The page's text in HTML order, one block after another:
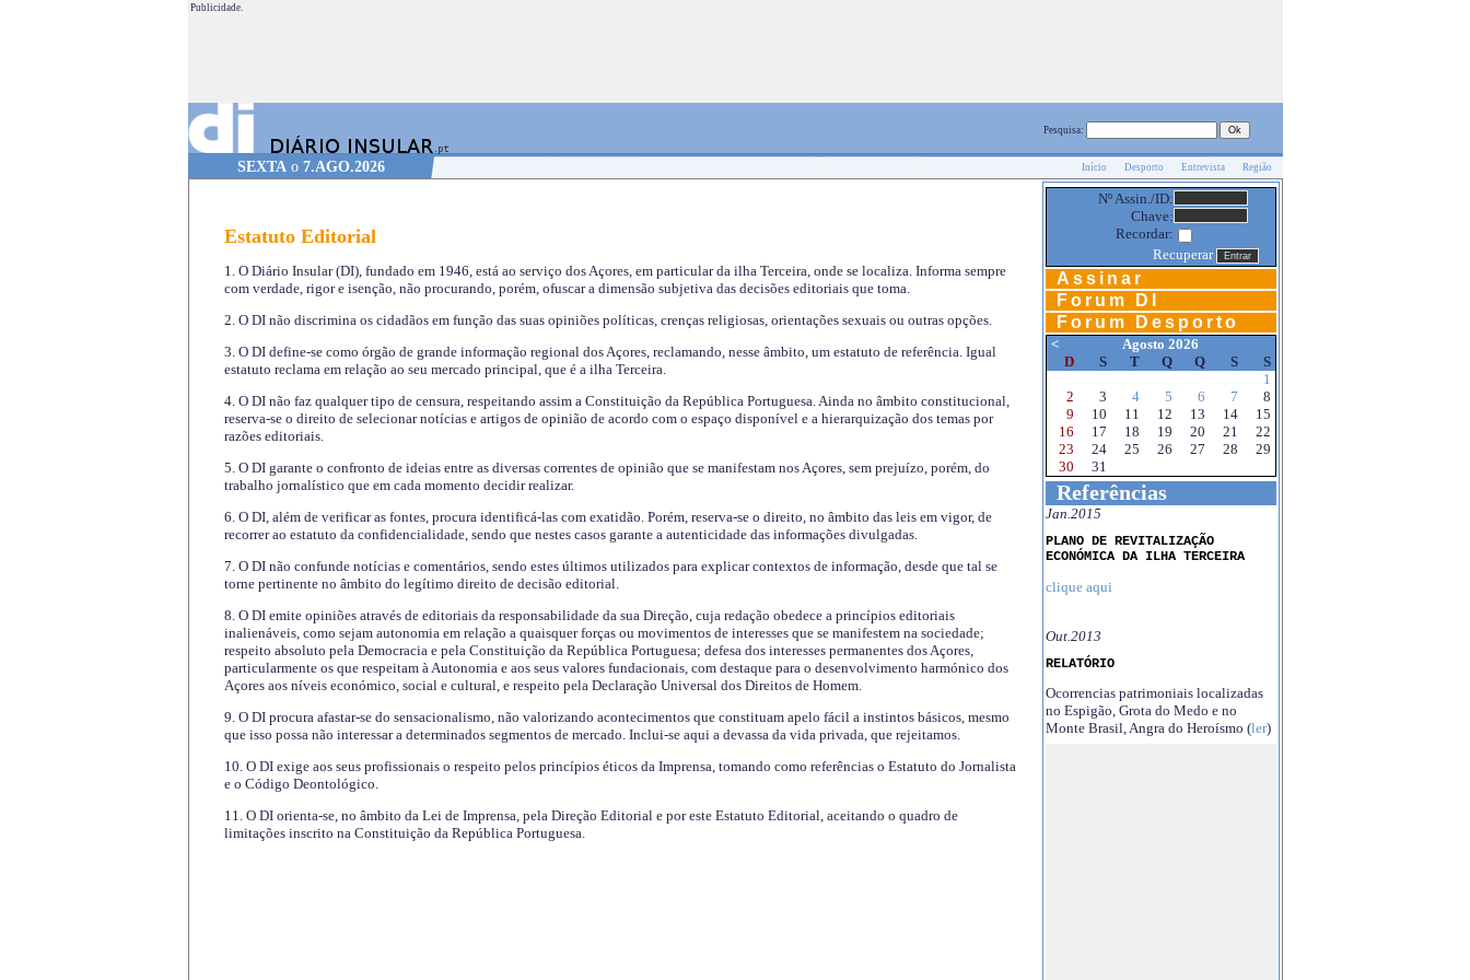
Publicidade.
Pesquisa:
SEXTAo 7.AGO.2026 Início Desporto Entrevista Região
Estatuto Editorial
1. O Diário Insular (DI), fundado em 1946, está ao serviço dos Açores, em particular da ilha Terceira, onde se localiza. Informa sempre
com verdade, rigor e isenção, não procurando, porém, ofuscar a dimensão subjetiva das decisões editoriais que toma.
2. O DI não discrimina os cidadãos em função das suas opiniões políticas, crenças religiosas, orientações sexuais ou outras opções.
3. O DI define-se como órgão de grande informação regional dos Açores, reclamando, nesse âmbito, um estatuto de referência. Igual
estatuto reclama em relação ao seu mercado principal, que é a ilha Terceira.
4. O DI não faz qualquer tipo de censura, respeitando assim a Constituição da República Portuguesa. Ainda no âmbito constitucional,
reserva-se o direito de selecionar notícias e artigos de opinião de acordo com o espaço disponível e a hierarquização dos temas por
razões editoriais.
5. O DI garante o confronto de ideias entre as diversas correntes de opinião que se manifestam nos Açores, sem prejuízo, porém, do
trabalho jornalístico que em cada momento decidir realizar.
6. O DI, além de verificar as fontes, procura identificá-las com exatidão. Porém, reserva-se o direito, no âmbito das leis em vigor, de
recorrer ao estatuto da confidencialidade, sendo que nestes casos garante a autenticidade das informações divulgadas.
7. O DI não confunde notícias e comentários, sendo estes últimos utilizados para explicar contextos de informação, desde que tal se
torne pertinente no âmbito do legítimo direito de decisão editorial.
8. O DI emite opiniões através de editoriais da responsabilidade da sua Direção, cuja redação obedece a princípios editoriais
inalienáveis, como sejam autonomia em relação a quaisquer forças ou movimentos de interesses que se manifestem na sociedade;
respeito absoluto pela Democracia e pela Constituição da República Portuguesa; defesa dos interesses permanentes dos Açores,
particularmente os que respeitam à Autonomia e aos seus valores fundacionais, com destaque para o desenvolvimento harmónico dos
Açores aos níveis económico, social e cultural, e respeito pela Declaração Universal dos Direitos de Homem.
9. O DI procura afastar-se do sensacionalismo, não valorizando acontecimentos que constituam apelo fácil a instintos básicos, mesmo
que isso possa não interessar a determinados segmentos de mercado. Inclui-se aqui a devassa da vida privada, que rejeitamos.
10. O DI exige aos seus profissionais o respeito pelos princípios éticos da Imprensa, tomando como referências o Estatuto do Jornalista
e o Código Deontológico.
11. O DI orienta-se, no âmbito da Lei de Imprensa, pela Direção Editorial e por este Estatuto Editorial, aceitando o quadro de
limitações inscrito na Constituição da República Portuguesa.
Nº Assin./ID:
Chave:
Recordar:
Recuperar
Assinar
Forum DI
Forum Desporto
<
Agosto 2026
D
S T Q Q S
S
1
2
3 4 5 6 7
8
9
10 11 12 13 14
15
16
17 18 19 20 21
22
23
24 25 26 27 28
29
30
31
Referências
Jan.2015
PLANO DE REVITALIZAÇÃO
ECONÓMICA DA ILHA TERCEIRA
clique aqui
Out.2013
RELATÓRIO
Ocorrencias patrimoniais localizadas
no Espigão, Grota do Medo e no
Monte Brasil, Angra do Heroísmo (ler)